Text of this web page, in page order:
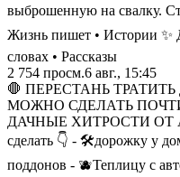
выброшенную на свалку.
Жизнь пишет • Истории
словах • Рассказы
2 754 просм.6 авг., 15:45
🛑 ПЕРЕСТАНЬ
МОЖНО СДЕЛАТЬ
ДАЧНЫЕ ХИТРОСТИ ОТ А
сделать 👇 - 🛠️дорожку у
поддонов - 🫐Теплицу с